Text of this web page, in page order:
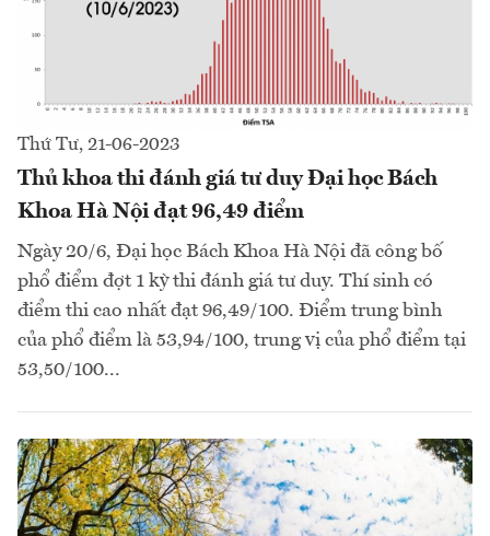
Thứ Tư, 21-06-2023
Thủ khoa thi đánh giá tư duy Đại học Bách
Khoa Hà Nội đạt 96,49 điểm
Ngày 20/6, Đại học Bách Khoa Hà Nội đã công bố
phổ điểm đợt 1 kỳ thi đánh giá tư duy. Thí sinh có
điểm thi cao nhất đạt 96,49/100. Điểm trung bình
của phổ điểm là 53,94/100, trung vị của phổ điểm tại
53,50/100...